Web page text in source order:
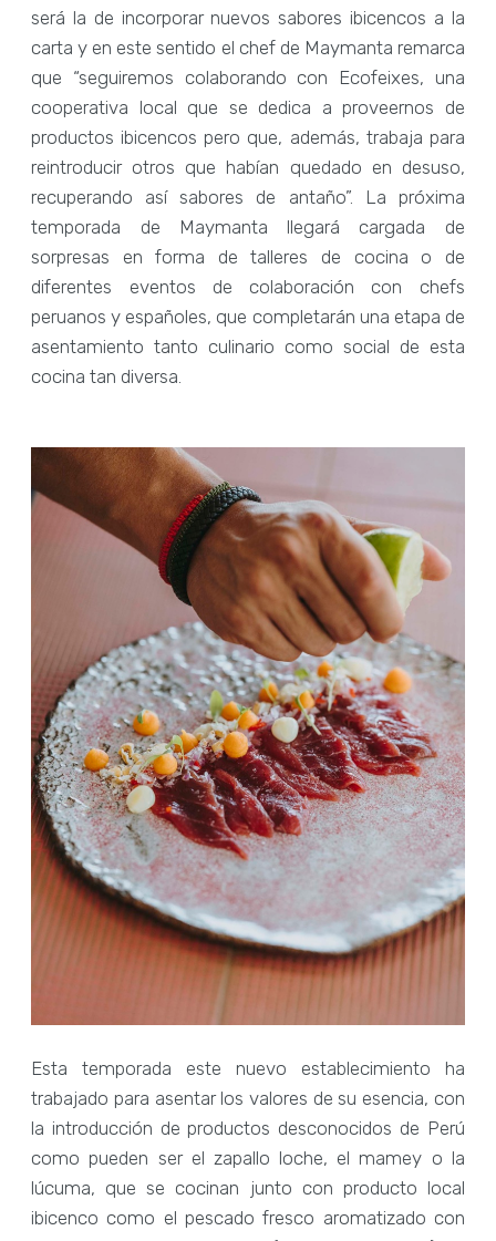
será la de incorporar nuevos sabores ibicencos a la
carta y en este sentido el chef de Maymanta remarca
que “seguiremos colaborando con Ecofeixes, una
cooperativa local que se dedica a proveernos de
productos ibicencos pero que, además, trabaja para
reintroducir otros que habían quedado en desuso,
recuperando así sabores de antaño”. La próxima
temporada de Maymanta llegará cargada de
sorpresas en forma de talleres de cocina o de
diferentes eventos de colaboración con chefs
peruanos y españoles, que completarán una etapa de
asentamiento tanto culinario como social de esta
cocina tan diversa.
Esta temporada este nuevo establecimiento ha
trabajado para asentar los valores de su esencia, con
la introducción de productos desconocidos de Perú
como pueden ser el zapallo loche, el mamey o la
lúcuma, que se cocinan junto con producto local
ibicenco como el pescado fresco aromatizado con